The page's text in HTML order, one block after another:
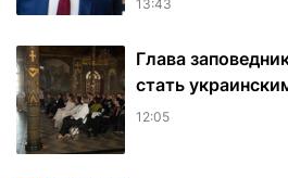
13:43
Глава
стать
12:05